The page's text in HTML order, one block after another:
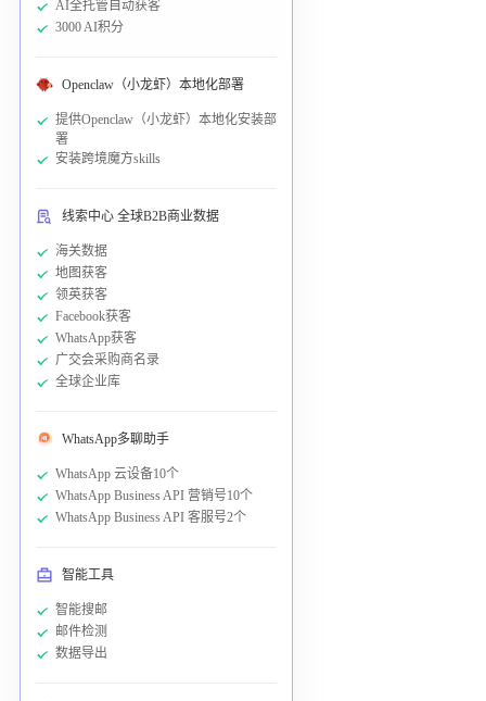
AI全托管自动获客
3000 AI积分
Openclaw（小龙虾）本地化部署
提供Openclaw（小龙虾）本地化安装部
署
安装跨境魔方skills
线索中心 全球B2B商业数据
海关数据
地图获客
领英获客
Facebook获客
WhatsApp获客
广交会采购商名录
全球企业库
WhatsApp多聊助手
WhatsApp 云设备10个
WhatsApp Business API 营销号10个
WhatsApp Business API 客服号2个
智能工具
智能搜邮
邮件检测
数据导出